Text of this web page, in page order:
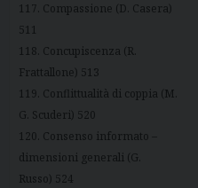
117. Compassione (D. Casera)
511
118. Concupiscenza (R.
Frattallone) 513
119. Conflittualità di coppia (M.
G. Scuderi) 520
120. Consenso informato –
dimensioni generali (G.
Russo) 524